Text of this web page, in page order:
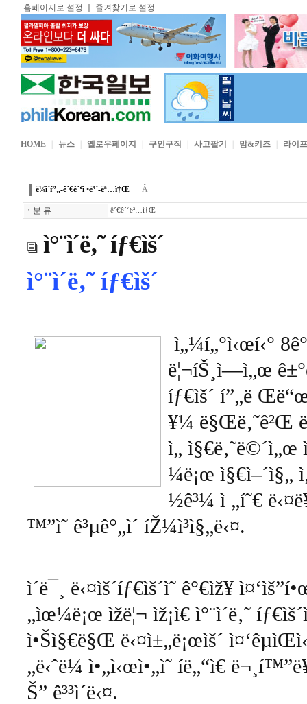
홈페이지로 설정 즐겨찾기로 설정
HOME 뉴스 옐로우페이지 구인구직 사고팔기 맘&키즈 라이
ë¼ì´í”„-ê´€ê´‘ì •ë³´-ëª…ì†Œ Â
ㆍ 분 류 ê´€ê´‘ëª…ì†Œ
ì°¨ì´ë‚˜ íƒ€ìš´
ì°¨ì´ë‚˜ íƒ€ìš´
ì„¼í„°ì‹œí‹° 8
ë¦¬íŠ¸ì—ì„œ
íƒ€ìš´ í”„ë
¥¼ ë§Œë‚˜ê²Œ
ì„ ì§€ë‚˜ë©´ì„œ
¼ë¡œ ì§€ì–´ì§„
½ê³¼ ì „í˜€
™”ì˜ ê³µê°„ì´ íŽ¼ì³ì§„ë‹¤.
ì´ë¯¸ ë‹¤ìš´íƒ€ìš´ì˜ ê°€ìž¥
„ìœ¼ë¡œ ìžë¦¬ ìž¡ì€ ì°¨ì´ë‚˜
ì•Šì§€ë§Œ ë‹¤ì±„ë¡œìš´
„ë‹ˆë¼ ì•„ì‹œì•„ì˜ í­ë„“ì€
Š” ê³³ì´ë‹¤.